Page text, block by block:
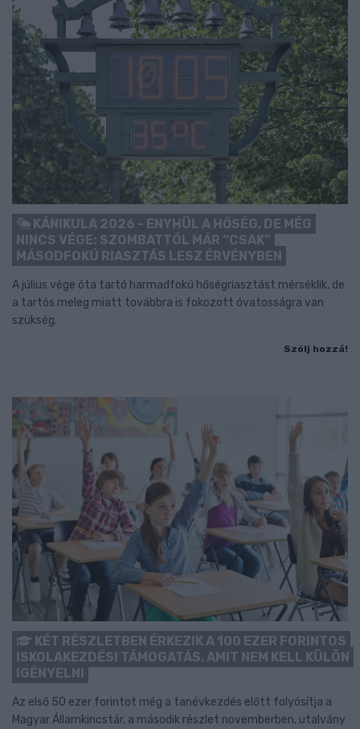
KÁNIKULA 2026 - ENYHÜL A HŐSÉG, DE MÉG
NINCS VÉGE: SZOMBATTÓL MÁR “CSAK”
MÁSODFOKÚ RIASZTÁS LESZ ÉRVÉNYBEN
A július vége óta tartó harmadfokú hőségriasztást mérséklik, de
a tartós meleg miatt továbbra is fokozott óvatosságra van
szükség.
Szólj hozzá!
KÉT RÉSZLETBEN ÉRKEZIK A 100 EZER FORINTOS
ISKOLAKEZDÉSI TÁMOGATÁS, AMIT NEM KELL KÜLÖN
IGÉNYELNI
Az első 50 ezer forintot még a tanévkezdés előtt folyósítja a
Magyar Államkincstár, a második részlet novemberben, utalvány